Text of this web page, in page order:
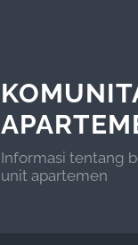
Informasi tentang
unit apartemen